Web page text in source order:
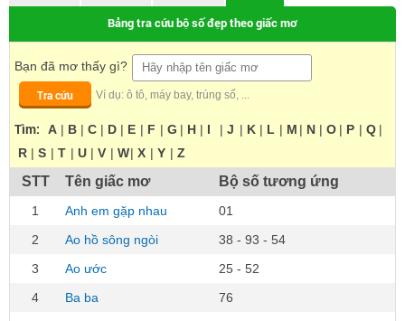
Bảng tra cứu bộ số đẹp theo giấc mơ
Bạn đã mơ thấy gì?
Tra cứu
Ví dụ: ô tô, máy bay, trúng số, ...
Tìm: A | B | C | D | E | F | G | H | I | J | K | L | M | N | O | P | Q |
R | S | T | U | V | W| X | Y | Z
STT Tên giấc mơ Bộ số tương ứng
1 Anh em gặp nhau
01
2
Ao hồ sông ngòi
38 - 93 - 54
3
Ao ước
25 - 52
4
Ba ba
76